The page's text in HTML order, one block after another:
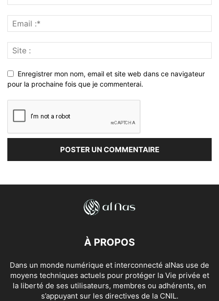
Enregistrer mon nom, email et site web dans ce navigateur
pour la prochaine fois que je commenterai.
À PROPOS
Dans un monde numérique et interconnecté alNas use de
moyens techniques actuels pour protéger la Vie privée et
la liberté de ses utilisateurs, membres ou adhérents, en
s’appuyant sur les directives de la CNIL.